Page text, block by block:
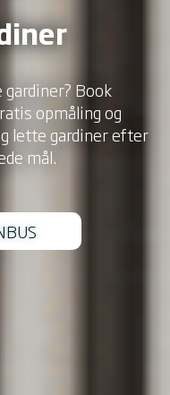
Book
opmåling og
lette gardiner efter
mål.